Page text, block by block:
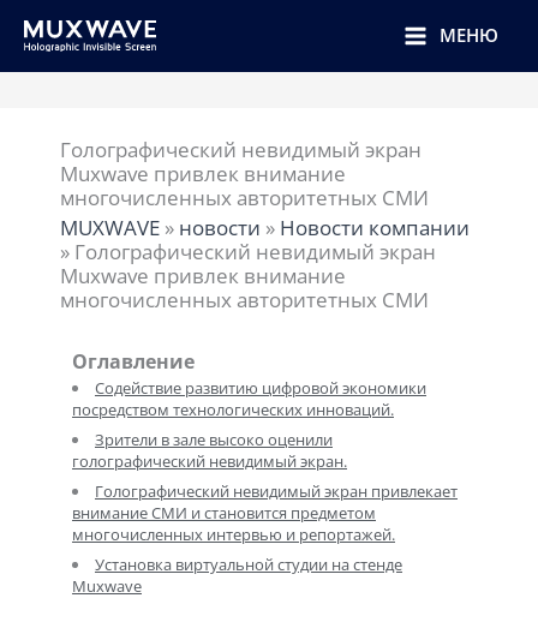
МЕНЮ
Голографический невидимый экран
Muxwave привлек внимание
многочисленных авторитетных СМИ
MUXWAVE » новости » Новости компании
» Голографический невидимый экран
Muxwave привлек внимание
многочисленных авторитетных СМИ
Оглавление
Содействие развитию цифровой экономики
посредством технологических инноваций.
Зрители в зале высоко оценили
голографический невидимый экран.
Голографический невидимый экран привлекает
внимание СМИ и становится предметом
многочисленных интервью и репортажей.
Установка виртуальной студии на стенде
Muxwave